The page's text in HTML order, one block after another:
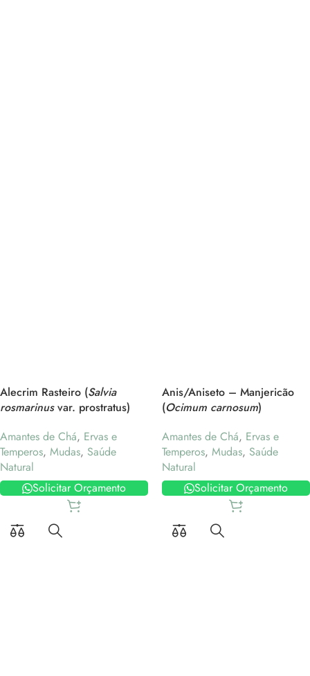
Alecrim Rasteiro (Salvia
rosmarinusvar. prostratus)
Amantes de Chá, Ervas e
Temperos, Mudas, Saúde
Natural
Solicitar Orçamento
Anis/Aniseto – Manjericão
(Ocimum carnosum)
Amantes de Chá, Ervas e
Temperos, Mudas, Saúde
Natural
Solicitar Orçamento